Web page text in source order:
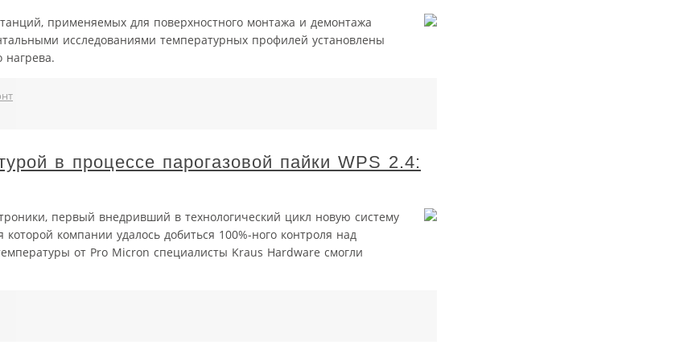
применяемых для поверхностного монтажа и демонтажа
исследованиями температурных профилей установлены
нагрева.
в процессе парогазовой пайки WPS 2.4:
первый внедривший в технологический цикл новую систему
компании удалось добиться 100%-ного контроля над
от Pro Micron специалисты Kraus Hardware смогли